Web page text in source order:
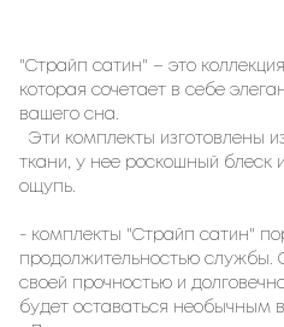
"Страйп сатин" – это
которая сочетает в себе
вашего сна.
Эти комплекты изготовлены
ткани, у нее роскошный блеск
ощупь.
- комплекты "Страйп сатин"
продолжительностью службы.
своей прочностью и
будет оставаться необычным в